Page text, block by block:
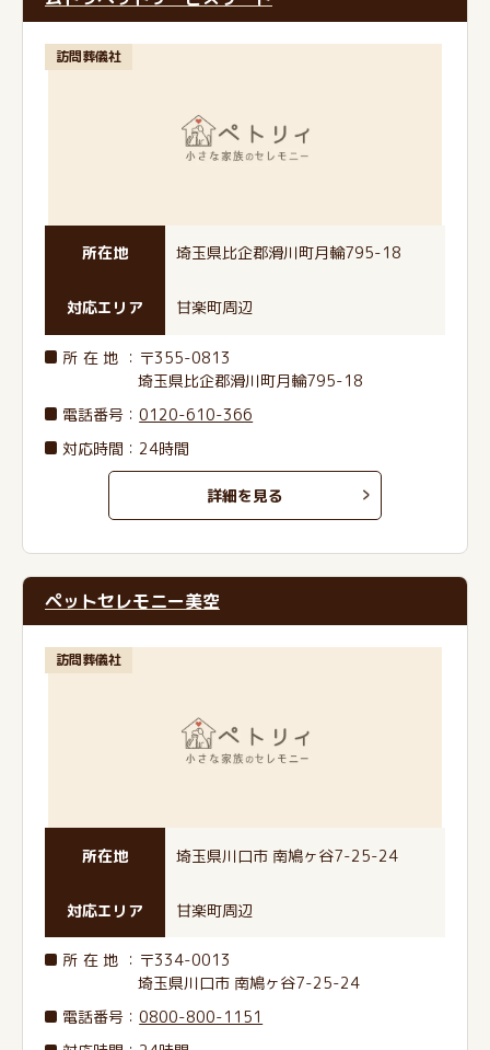
訪問葬儀社
所在地 埼玉県比企郡滑川町月輪795-18
対応エリア 甘楽町周辺
所在地 ：〒355-0813
埼玉県比企郡滑川町月輪795-18
電話番号 ：0120-610-366
対応時間：24時間
詳細を見る
ペットセレモニー美空
訪問葬儀社
所在地 埼玉県川口市 南鳩ヶ谷7-25-24
対応エリア 甘楽町周辺
所在地 ：〒334-0013
埼玉県川口市 南鳩ヶ谷7-25-24
電話番号 ：0800-800-1151